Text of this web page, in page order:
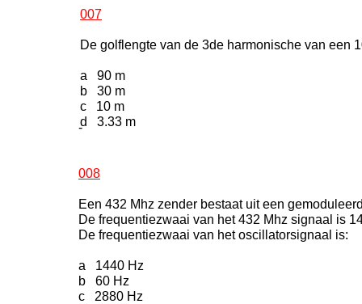
007
De golflengte van de 3de harmonische van een
a 90 m
b 30 m
c 10 m
d 3.33 m
-
008
Een 432 Mhz zender bestaat uit een
De frequentiezwaai van het 432 Mhz signaal is
De frequentiezwaai van het oscillatorsignaal is:
a 1440 Hz
b 60 Hz
c 2880 Hz